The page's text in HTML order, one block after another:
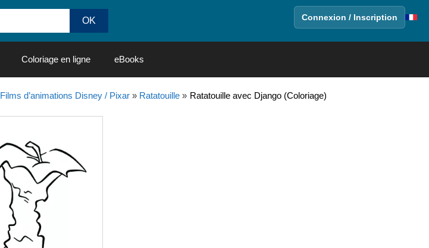
Connexion / Inscription
Coloriage en ligne eBooks
Films d’animations Disney / Pixar» Ratatouille» Ratatouille avec Django (Coloriage)